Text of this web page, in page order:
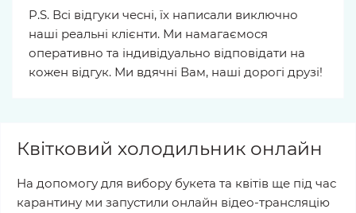
P.S. Всі відгуки чесні, їх написали виключно
наші реальні клієнти. Ми намагаємося
оперативно та індивідуально відповідати на
кожен відгук. Ми вдячні Вам, наші дорогі друзі!
Квітковий холодильник онлайн
На допомогу для вибору букета та квітів ще під час
карантину ми запустили онлайн відео-трансляцію